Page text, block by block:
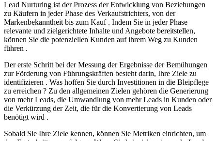
Lead Nurturing ist der Prozess der Entwicklung von Beziehungen
zu Käufern in jeder Phase des Verkaufstrichters, von der
Markenbekanntheit bis zum Kauf . Indem Sie in jeder Phase
relevante und zielgerichtete Inhalte und Angebote bereitstellen,
können Sie die potenziellen Kunden auf ihrem Weg zu Kunden
führen .
Der erste Schritt bei der Messung der Ergebnisse der Bemühungen
zur Förderung von Führungskräften besteht darin, Ihre Ziele zu
identifizieren . Was hoffen Sie durch Investitionen in die Bleipflege
zu erreichen ? Zu den allgemeinen Zielen gehören die Generierung
von mehr Leads, die Umwandlung von mehr Leads in Kunden oder
die Verkürzung der Zeit, die für die Konvertierung von Leads
benötigt wird .
Sobald Sie Ihre Ziele kennen, können Sie Metriken einrichten, um